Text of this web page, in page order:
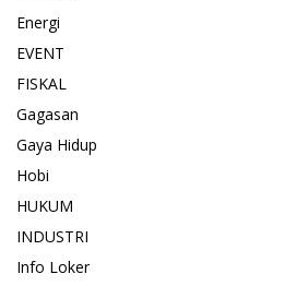
Energi
EVENT
FISKAL
Gagasan
Gaya Hidup
Hobi
HUKUM
INDUSTRI
Info Loker